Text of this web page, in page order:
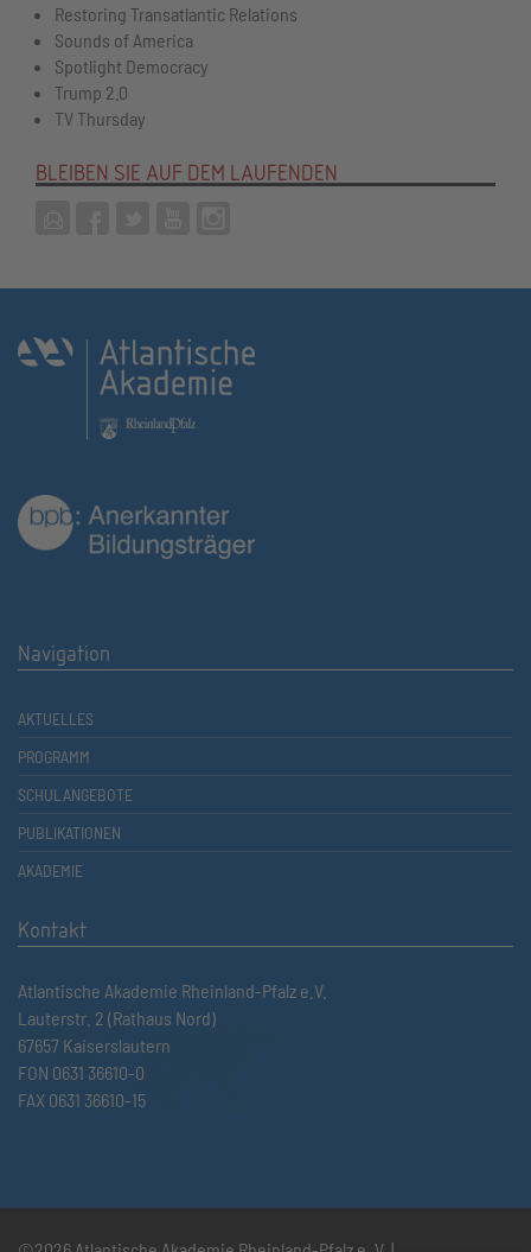
Restoring Transatlantic Relations
Sounds of America
Spotlight Democracy
Trump 2.0
TV Thursday
BLEIBEN SIE AUF DEM LAUFENDEN
Navigation
AKTUELLES
PROGRAMM
SCHULANGEBOTE
PUBLIKATIONEN
AKADEMIE
Kontakt
Atlantische Akademie Rheinland-Pfalz e.V.
Lauterstr. 2 (Rathaus Nord)
67657 Kaiserslautern
FON 0631 36610-0
FAX 0631 36610-15